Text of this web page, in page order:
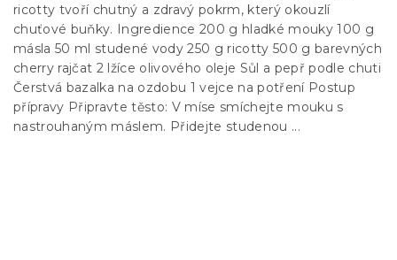
ricotty tvoří chutný a zdravý pokrm, který okouzlí
chuťové buňky. Ingredience 200 g hladké mouky 100 g
másla 50 ml studené vody 250 g ricotty 500 g barevných
cherry rajčat 2 lžíce olivového oleje Sůl a pepř podle chuti
Čerstvá bazalka na ozdobu 1 vejce na potření Postup
přípravy Připravte těsto: V míse smíchejte mouku s
nastrouhaným máslem. Přidejte studenou ...